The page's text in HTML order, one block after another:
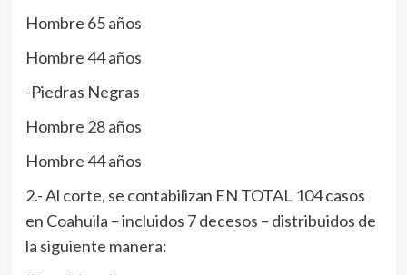
Hombre 65 años
Hombre 44 años
-Piedras Negras
Hombre 28 años
Hombre 44 años
2.- Al corte, se contabilizan EN TOTAL 104 casos
en Coahuila – incluidos 7 decesos – distribuidos de
la siguiente manera: